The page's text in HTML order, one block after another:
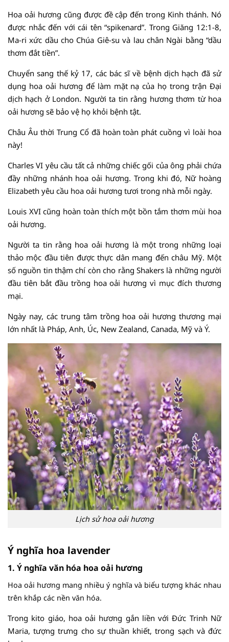
Hoa oải hương cũng được đề cập đến trong Kinh thánh. Nó
được nhắc đến với cái tên “spikenard”. Trong Giăng 12:1-8,
Ma-ri xức dầu cho Chúa Giê-su và lau chân Ngài bằng “dầu
thơm đắt tiền”.
Chuyển sang thế kỷ 17, các bác sĩ về bệnh dịch hạch đã sử
dụng hoa oải hương để làm mặt nạ của họ trong trận Đại
dịch hạch ở London. Người ta tin rằng hương thơm từ hoa
oải hương sẽ bảo vệ họ khỏi bệnh tật.
Châu Âu thời Trung Cổ đã hoàn toàn phát cuồng vì loài hoa
này!
Charles VI yêu cầu tất cả những chiếc gối của ông phải chứa
đầy những nhánh hoa oải hương. Trong khi đó, Nữ hoàng
Elizabeth yêu cầu hoa oải hương tươi trong nhà mỗi ngày.
Louis XVI cũng hoàn toàn thích một bồn tắm thơm mùi hoa
oải hương.
Người ta tin rằng hoa oải hương là một trong những loại
thảo mộc đầu tiên được thực dân mang đến châu Mỹ. Một
số nguồn tin thậm chí còn cho rằng Shakers là những người
đầu tiên bắt đầu trồng hoa oải hương vì mục đích thương
mại.
Ngày nay, các trung tâm trồng hoa oải hương thương mại
lớn nhất là Pháp, Anh, Úc, New Zealand, Canada, Mỹ và Ý.
Lịch sử hoa oải hương
Ý nghĩa hoa lavender
1. Ý nghĩa văn hóa hoa oải hương
Hoa oải hương mang nhiều ý nghĩa và biểu tượng khác nhau
trên khắp các nền văn hóa.
Trong kito giáo, hoa oải hương gắn liền với Đức Trinh Nữ
Maria, tượng trưng cho sự thuần khiết, trong sạch và đức